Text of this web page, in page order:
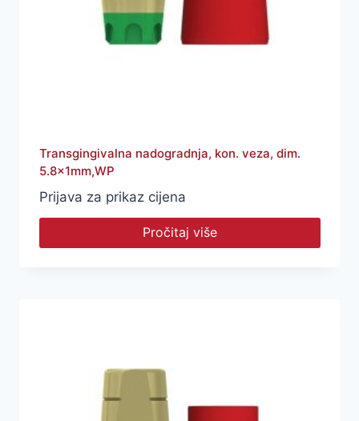
Transgingivalna nadogradnja, kon. veza, dim.
5.8x1mm,WP
Prijava za prikaz cijena
Pročitaj više